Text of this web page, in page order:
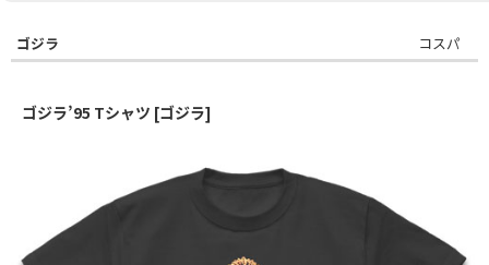
ゴジラ コスパ
ゴジラ’95 Tシャツ [ゴジラ]